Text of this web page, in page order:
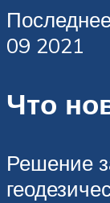
09 2021
Что
Решение